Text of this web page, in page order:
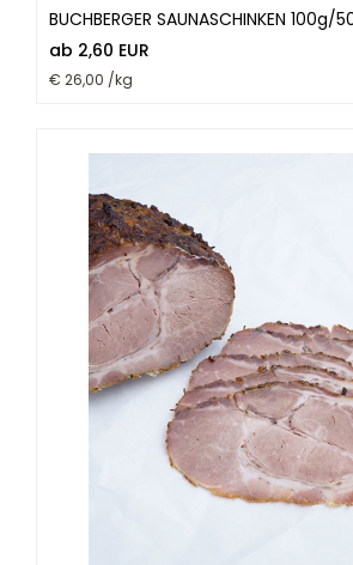
BUCHBERGER SAUNASCHINKEN
ab 2,60 EUR
€ 26,00 /kg